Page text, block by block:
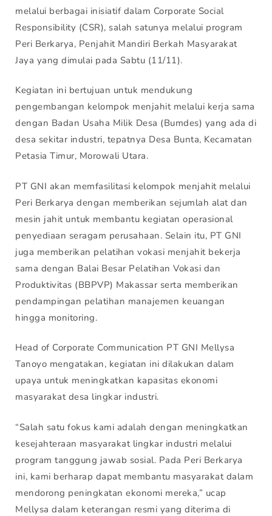
melalui berbagai inisiatif dalam Corporate Social
Responsibility (CSR), salah satunya melalui program
Peri Berkarya, Penjahit Mandiri Berkah Masyarakat
Jaya yang dimulai pada Sabtu (11/11).
Kegiatan ini bertujuan untuk mendukung
pengembangan kelompok menjahit melalui kerja sama
dengan Badan Usaha Milik Desa (Bumdes) yang ada di
desa sekitar industri, tepatnya Desa Bunta, Kecamatan
Petasia Timur, Morowali Utara.
PT GNI akan memfasilitasi kelompok menjahit melalui
Peri Berkarya dengan memberikan sejumlah alat dan
mesin jahit untuk membantu kegiatan operasional
penyediaan seragam perusahaan. Selain itu, PT GNI
juga memberikan pelatihan vokasi menjahit bekerja
sama dengan Balai Besar Pelatihan Vokasi dan
Produktivitas (BBPVP) Makassar serta memberikan
pendampingan pelatihan manajemen keuangan
hingga monitoring.
Head of Corporate Communication PT GNI Mellysa
Tanoyo mengatakan, kegiatan ini dilakukan dalam
upaya untuk meningkatkan kapasitas ekonomi
masyarakat desa lingkar industri.
“Salah satu fokus kami adalah dengan meningkatkan
kesejahteraan masyarakat lingkar industri melalui
program tanggung jawab sosial. Pada Peri Berkarya
ini, kami berharap dapat membantu masyarakat dalam
mendorong peningkatan ekonomi mereka,” ucap
Mellysa dalam keterangan resmi yang diterima di